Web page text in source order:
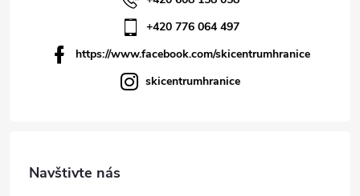
+420 776 064 497
https://www.facebook.com/skicentrumhranice
skicentrumhranice
Navštivte nás